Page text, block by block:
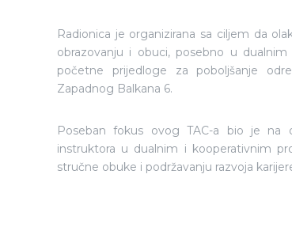
Radionica je organizirana sa ciljem da
obrazovanju i obuci, posebno u
početne prijedloge za poboljšanje
Zapadnog Balkana 6.
Poseban fokus ovog TAC-a bio je na
instruktora u dualnim i kooperativnim
stručne obuke i podržavanju razvoja